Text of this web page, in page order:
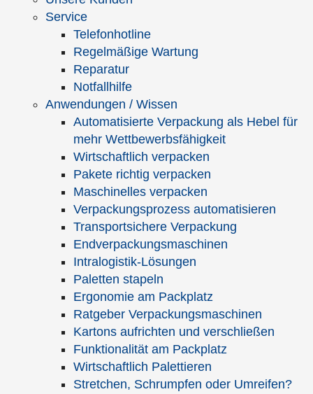
Service
Telefonhotline
Regelmäßige Wartung
Reparatur
Notfallhilfe
Anwendungen / Wissen
Automatisierte Verpackung als Hebel für
mehr Wettbewerbsfähigkeit
Wirtschaftlich verpacken
Pakete richtig verpacken
Maschinelles verpacken
Verpackungsprozess automatisieren
Transportsichere Verpackung
Endverpackungsmaschinen
Intralogistik-Lösungen
Paletten stapeln
Ergonomie am Packplatz
Ratgeber Verpackungsmaschinen
Kartons aufrichten und verschließen
Funktionalität am Packplatz
Wirtschaftlich Palettieren
Stretchen, Schrumpfen oder Umreifen?
Seit 1803:Deutschlands ältester Spezialist für
Verpackungsmaschinen und Verpackungstechnik
Hagenauer+Denk KG
Albert-Denk-Str. 2
D-87509 Immenstadt im Allgäu
info@hagenauer-denk.de
www.hagenauer-denk.de
Sie haben Fragen zu unseren Produkten und
Dienstleistungen?
Dann rufen Sie uns an unter
+49 8323 9660-0
oder schreiben Sie uns eine E-Mail über das
Kontaktformular.